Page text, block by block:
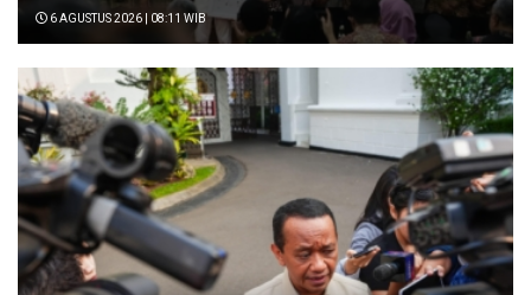
6 AGUSTUS 2026 | 08:11 WIB